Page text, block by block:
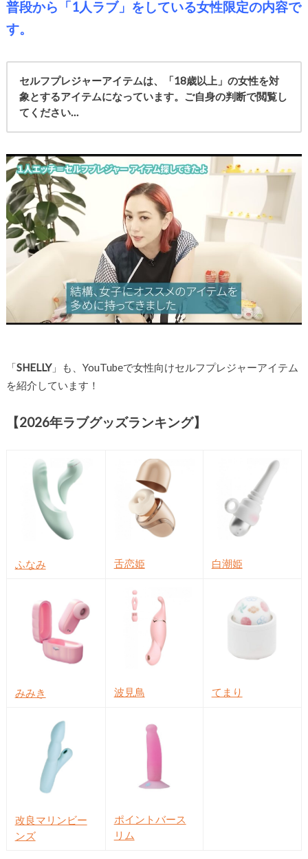
普段から「1人ラブ」をしている女性限定の内容で
す。
セルフプレジャーアイテムは、「18歳以上」の女性を対
象とするアイテムになっています。ご自身の判断で閲覧し
てください…
「SHELLY」も、YouTubeで女性向けセルフプレジャーアイテム
を紹介しています！
【2026年ラブグッズランキング】
ふなみ 舌恋姫 白潮姫
みみき 波見鳥 てまり
改良マリンビー
ンズ
ポイントバース
リム